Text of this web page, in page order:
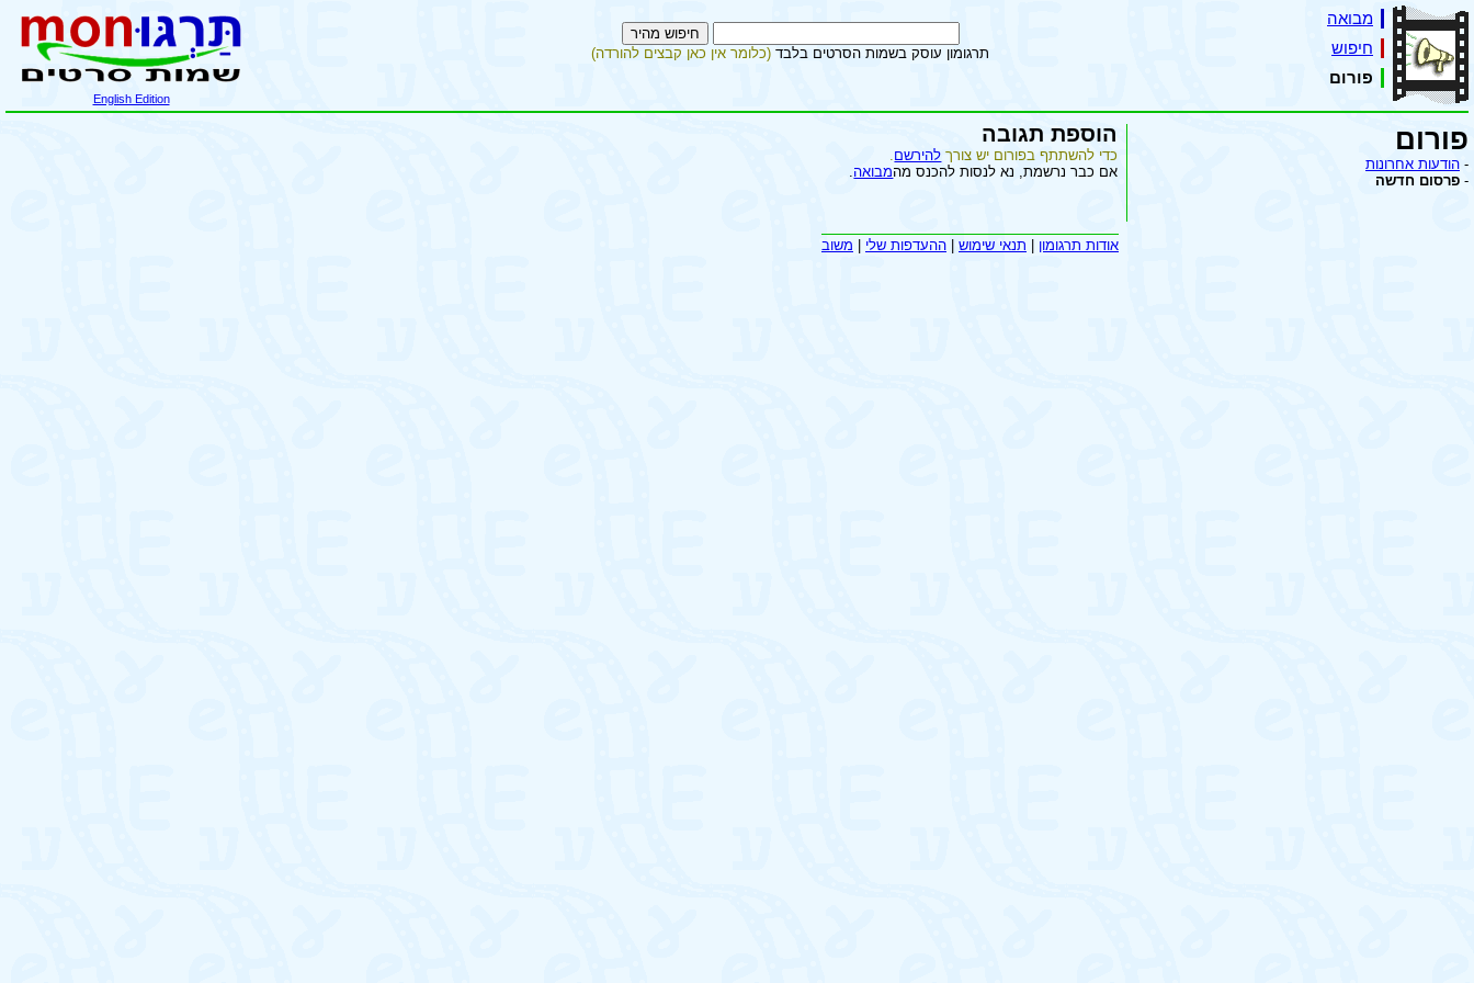
מבואה
חיפוש
פורום
תרגומון עוסק בשמות הסרטים בלבד (כלומר אין כאן קבצים להורדה)
English Edition
פורום
- הודעות אחרונות
- פרסום חדשה
הוספת תגובה
כדי להשתתף בפורום יש צורך להירשם.
אם כבר נרשמת, נא לנסות להכנס מהמבואה.
אודות תרגומון תנאי שימוש ההעדפות שלי משוב